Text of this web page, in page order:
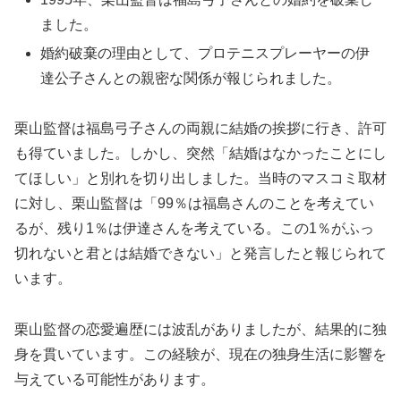
ました。
婚約破棄の理由として、プロテニスプレーヤーの伊
達公子さんとの親密な関係が報じられました。
栗山監督は福島弓子さんの両親に結婚の挨拶に行き、許可
も得ていました。しかし、突然「結婚はなかったことにし
てほしい」と別れを切り出しました。当時のマスコミ取材
に対し、栗山監督は「99％は福島さんのことを考えてい
るが、残り1％は伊達さんを考えている。この1％がふっ
切れないと君とは結婚できない」と発言したと報じられて
います。
栗山監督の恋愛遍歴には波乱がありましたが、結果的に独
身を貫いています。この経験が、現在の独身生活に影響を
与えている可能性があります。